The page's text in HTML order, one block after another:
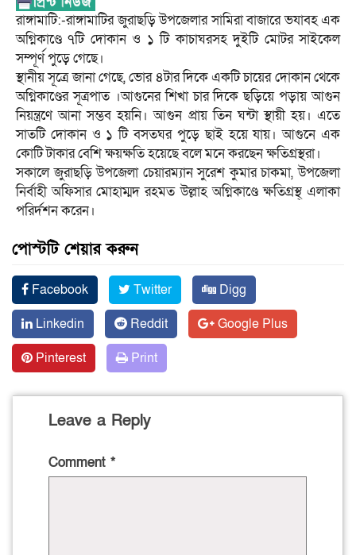
রাঙ্গামাটি:-রাঙ্গামাটির জুরাছড়ি উপজেলার সামিরা বাজারে ভযাবহ এক
অগ্নিকাণ্ডে ৭টি দোকান ও ১ টি কাচাঘরসহ দুইটি মোটর সাইকেল
সম্পূর্ণ পুড়ে গেছে।
স্থানীয় সূত্রে জানা গেছে, ভোর ৪টার দিকে একটি চায়ের দোকান থেকে
অগ্নিকাণ্ডের সূত্রপাত ।আগুনের শিখা চার দিকে ছড়িয়ে পড়ায় আগুন
নিয়ন্ত্রণে আনা সম্ভব হয়নি। আগুন প্রায় তিন ঘন্টা স্থায়ী হয়। এতে
সাতটি দোকান ও ১ টি বসতঘর পুড়ে ছাই হয়ে যায়। আগুনে এক
কোটি টাকার বেশি ক্ষয়ক্ষতি হয়েছে বলে মনে করছেন ক্ষতিগ্রস্থরা।
সকালে জুরাছড়ি উপজেলা চেয়ারম্যান সুরেশ কুমার চাকমা, উপজেলা
নির্বাহী অফিসার মোহাম্মদ রহমত উল্লাহ অগ্নিকাণ্ডে ক্ষতিগ্রস্থ্ এলাকা
পরির্দশন করেন।
পোস্টটি শেয়ার করুন
Facebook Twitter
Digg
Linkedin
Reddit
Google Plus
Pinterest
Print
Leave a Reply
Comment *